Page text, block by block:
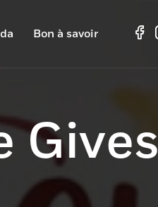
Bon à savoir
Gives